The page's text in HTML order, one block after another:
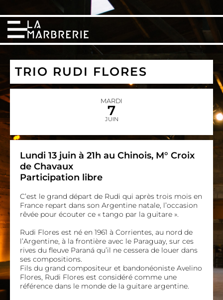
TRIO RUDI FLORES
MARDI
7
JUIN
Lundi 13 juin à 21h au Chinois, M° Croix
de Chavaux
Participation libre
C’est le grand départ de Rudi qui après trois mois en
France repart dans son Argentine natale, l’occasion
rêvée pour écouter ce « tango par la guitare ».
Rudi Flores est né en 1961 à Corrientes, au nord de
l’Argentine, à la frontière avec le Paraguay, sur ces
rives du fleuve Paraná qu’il ne cessera de louer dans
ses compositions.
Fils du grand compositeur et bandonéoniste Avelino
Flores, Rudi Flores est considéré comme une
référence dans le monde de la guitare argentine.